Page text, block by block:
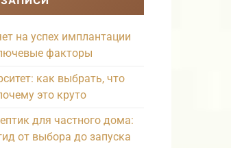
на успех имплантации
факторы
как выбрать, что
это круто
для частного дома:
от выбора до запуска